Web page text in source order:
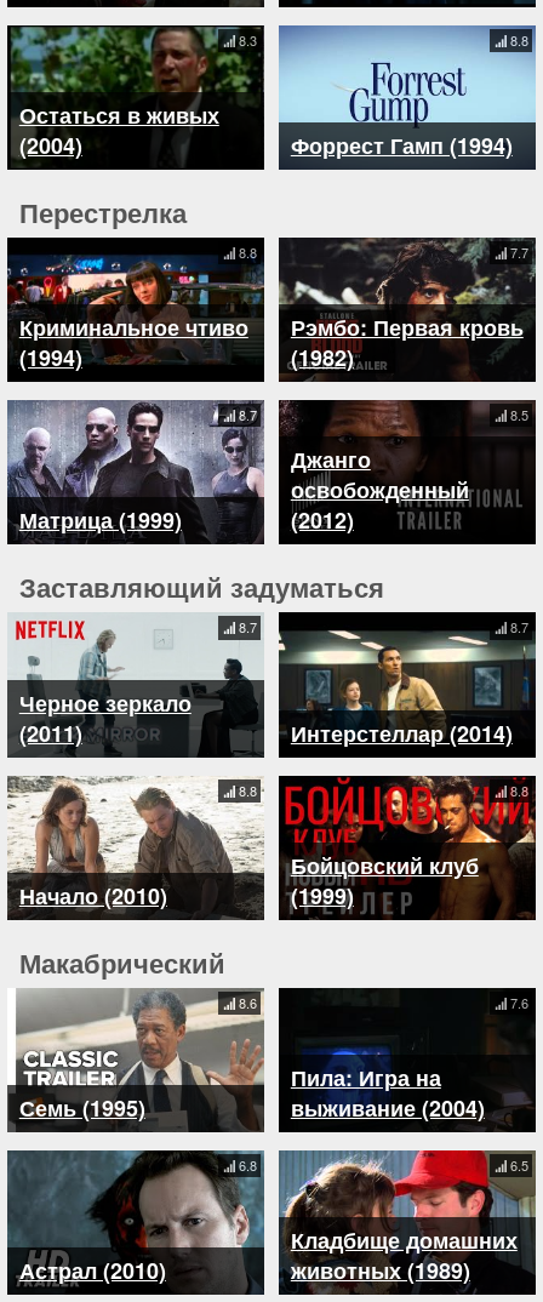
Остаться в живых
(2004)
8.3
Форрест Гамп (1994)
8.8
Перестрелка
Криминальное чтиво
(1994)
8.8
Рэмбо: Первая кровь
(1982)
7.7
Матрица (1999)
8.7
Джанго
освобожденный
(2012)
8.5
Заставляющий задуматься
Черное зеркало
(2011)
8.7
Интерстеллар (2014)
8.7
Начало (2010)
8.8
Бойцовский клуб
(1999)
8.8
Макабрический
Семь (1995)
8.6
Пила: Игра на
выживание (2004)
7.6
Астрал (2010)
6.8
Кладбище домашних
животных (1989)
6.5